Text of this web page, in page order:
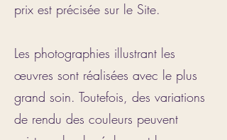
prix est précisée sur le Site.
Les photographies illustrant les
œuvres sont réalisées avec le plus
grand soin. Toutefois, des variations
de rendu des couleurs peuvent